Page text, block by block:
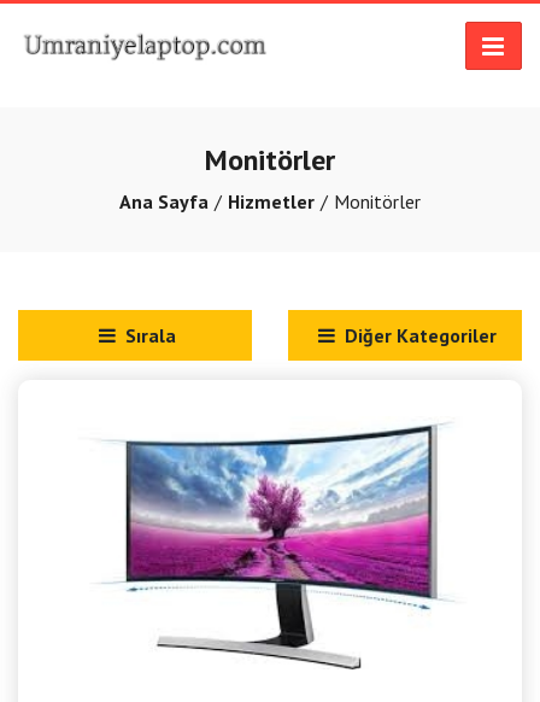
Monitörler
Ana Sayfa Hizmetler Monitörler
Sırala Diğer Kategoriler